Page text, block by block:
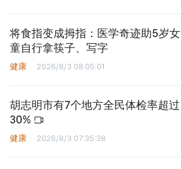
将食指变成拇指：医学奇迹助5岁女
童自行拿筷子、写字
健康 2026/8/3 08:05:01
胡志明市有7个地方全民体检率超过
30%
健康 2026/8/3 07:35:38